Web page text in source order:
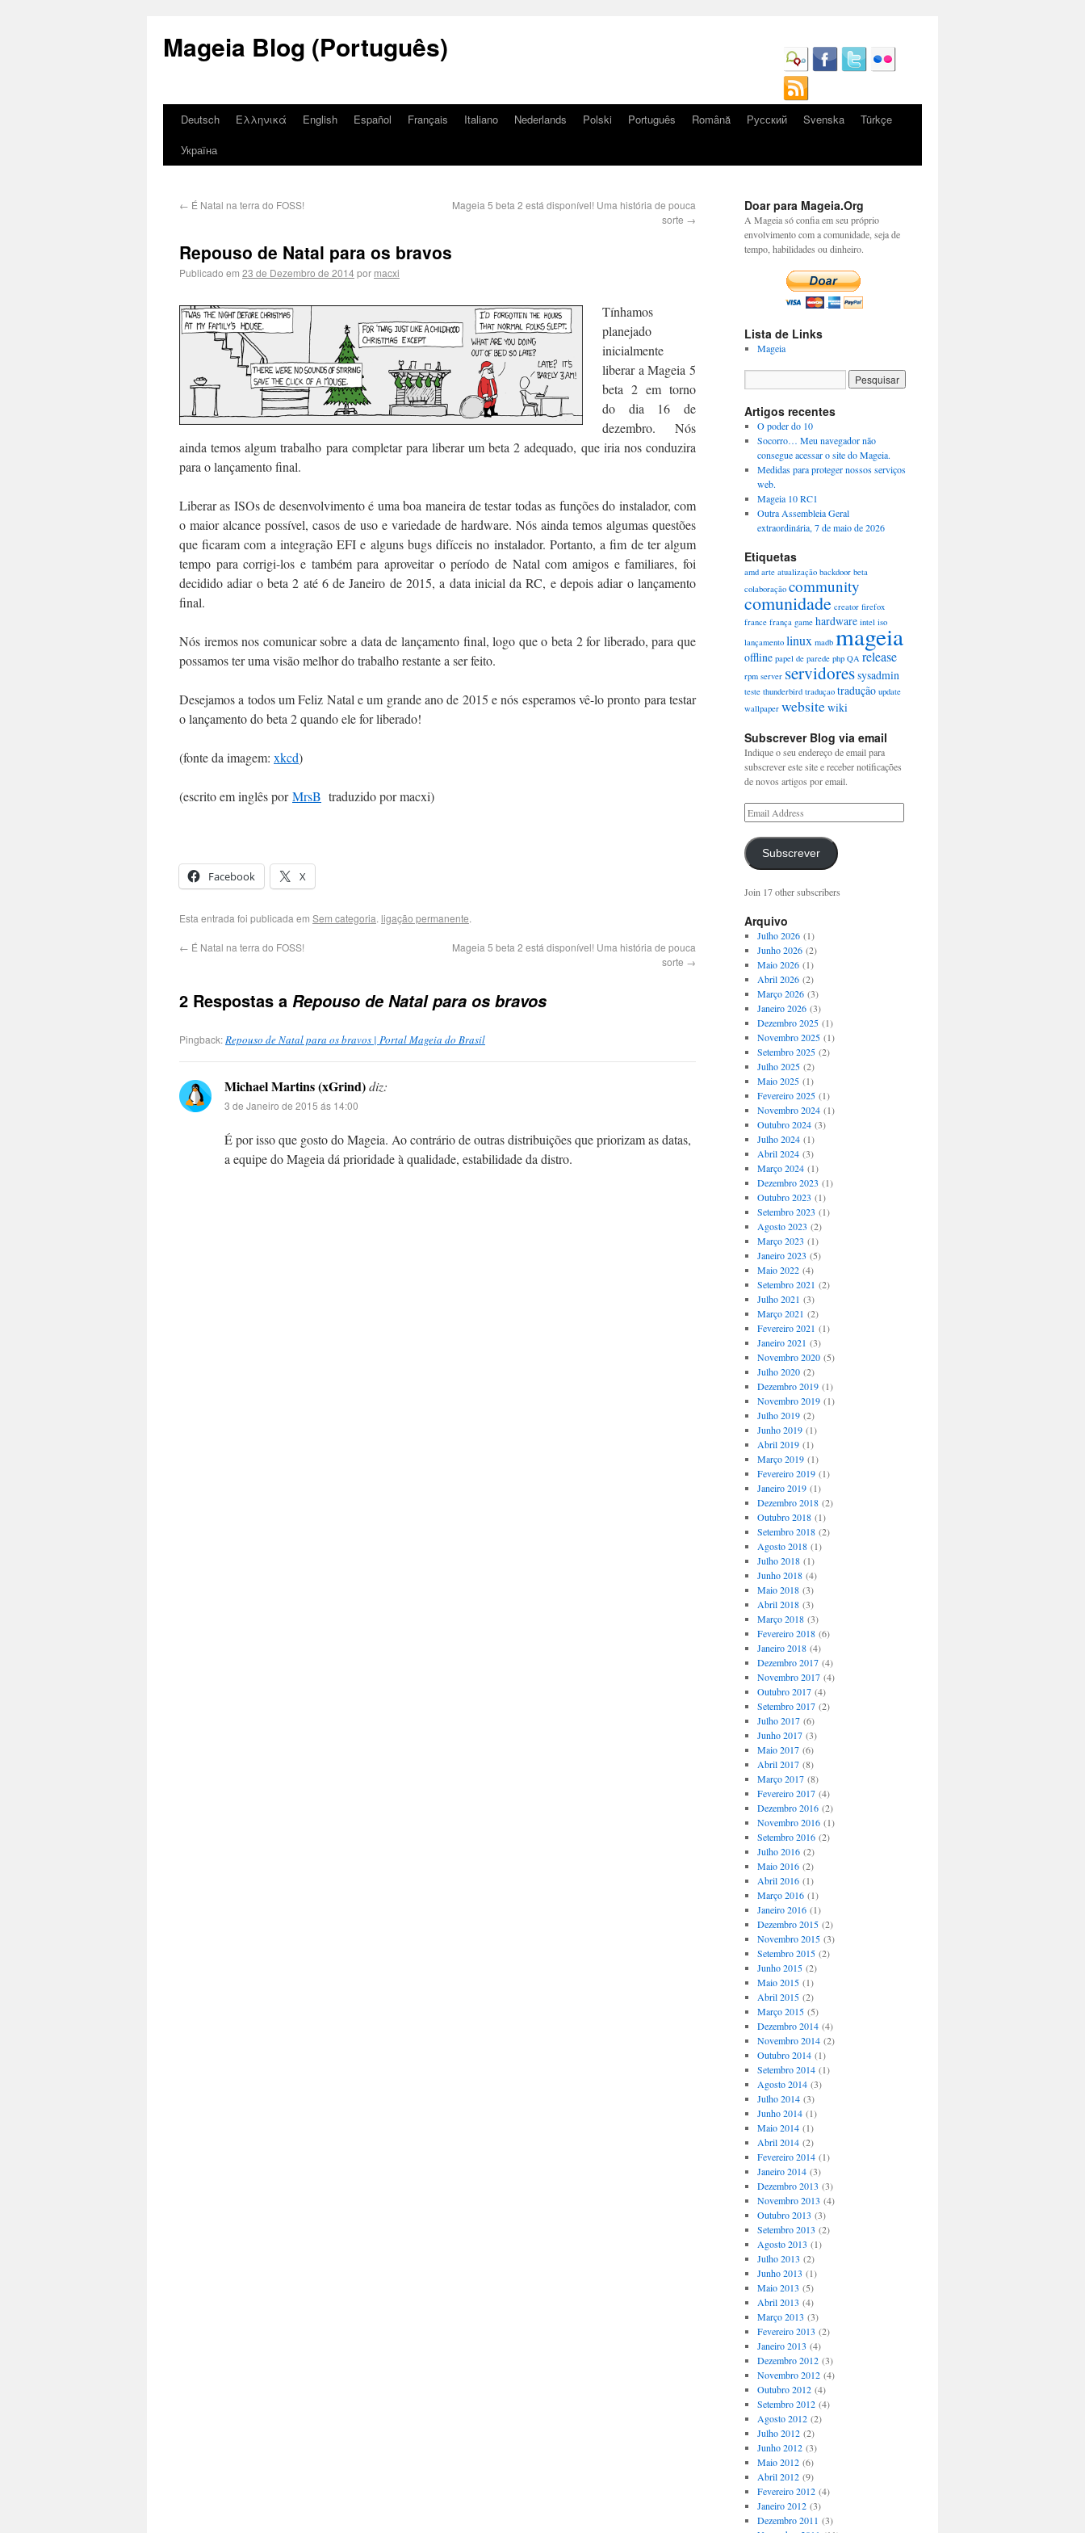
Mageia Blog (Português)
Deutsch Ελληνικά English Español Français Italiano Nederlands Polski Português Română Русский Svenska
Türkçe
Україна
← É Natal na terra do FOSS!
Mageia 5 beta 2 está disponível! Uma história de pouca
sorte →
Repouso de Natal para os bravos
Publicado em 23 de Dezembro de 2014por macxi
Tínhamos
planejado
inicialmente
liberar a Mageia 5
beta 2 em torno
do dia 16 de
dezembro. Nós
ainda temos algum trabalho para completar para liberar um beta 2 adequado, que iria nos conduzira
para o lançamento final.
Liberar as ISOs de desenvolvimento é uma boa maneira de testar todas as funções do instalador, com
o maior alcance possível, casos de uso e variedade de hardware. Nós ainda temos algumas questões
que ficaram com a integração EFI e alguns bugs difíceis no instalador. Portanto, a fim de ter algum
tempo para corrigi-los e também para aproveitar o período de Natal com amigos e familiares, foi
decidido adiar o beta 2 até 6 de Janeiro de 2015, a data inicial da RC, e depois adiar o lançamento
final.
Nós iremos nos comunicar sobre a data de lançamento final, logo que o beta 2 for liberado, para que
possamos ter uma visão melhor do trabalho restante a ser feito.
Desejamos a todos um Feliz Natal e um grande ano de 2015 e nós esperamos vê-lo pronto para testar
o lançamento do beta 2 quando ele for liberado!
(fonte da imagem: xkcd)
(escrito em inglês porMrsB traduzido por macxi)
Facebook X
Esta entrada foi publicada em Sem categoria. ligação permanente.
← É Natal na terra do FOSS!
Mageia 5 beta 2 está disponível! Uma história de pouca
sorte →
2 Respostas a Repouso de Natal para os bravos
Pingback:Repouso de Natal para os bravos | Portal Mageia do Brasil
Michael Martins (xGrind)diz:
3 de Janeiro de 2015 ás 14:00
É por isso que gosto do Mageia. Ao contrário de outras distribuições que priorizam as datas,
a equipe do Mageia dá prioridade à qualidade, estabilidade da distro.
Doar para Mageia.Org
A Mageia só confia em seu próprio
envolvimento com a comunidade, seja de
tempo, habilidades ou dinheiro.
Lista de Links
Mageia
Artigos recentes
O poder do 10
Socorro… Meu navegador não
consegue acessar o site do Mageia.
Medidas para proteger nossos serviços
web.
Mageia 10 RC1
Outra Assembleia Geral
extraordinária, 7 de maio de 2026
Etiquetas
amd arte atualização backdoor beta
colaboração community
comunidade creator firefox
france frança game hardware intel iso
lançamento linux madb mageia
offline papel de parede php QA release
rpm server servidoressysadmin
teste thunderbird traduçao tradução update
wallpaper websitewiki
Subscrever Blog via email
Indique o seu endereço de email para
subscrever este site e receber notificações
de novos artigos por email.
Subscrever
Join 17 other subscribers
Arquivo
Julho 2026(1)
Junho 2026(2)
Maio 2026(1)
Abril 2026(2)
Março 2026(3)
Janeiro 2026(3)
Dezembro 2025(1)
Novembro 2025(1)
Setembro 2025(2)
Julho 2025(2)
Maio 2025(1)
Fevereiro 2025(1)
Novembro 2024(1)
Outubro 2024(3)
Julho 2024(1)
Abril 2024(3)
Março 2024(1)
Dezembro 2023 (1)
Outubro 2023 (1)
Setembro 2023 (1)
Agosto 2023 (2)
Março 2023 (1)
Janeiro 2023 (5)
Maio 2022(4)
Setembro 2021 (2)
Julho 2021 (3)
Março 2021 (2)
Fevereiro 2021 (1)
Janeiro 2021 (3)
Novembro 2020(5)
Julho 2020(2)
Dezembro 2019(1)
Novembro 2019(1)
Julho 2019(2)
Junho 2019(1)
Abril 2019(1)
Março 2019(1)
Fevereiro 2019(1)
Janeiro 2019(1)
Dezembro 2018(2)
Outubro 2018(1)
Setembro 2018(2)
Agosto 2018(1)
Julho 2018(1)
Junho 2018(4)
Maio 2018(3)
Abril 2018(3)
Março 2018(3)
Fevereiro 2018(6)
Janeiro 2018(4)
Dezembro 2017(4)
Novembro 2017(4)
Outubro 2017(4)
Setembro 2017(2)
Julho 2017(6)
Junho 2017(3)
Maio 2017(6)
Abril 2017(8)
Março 2017(8)
Fevereiro 2017(4)
Dezembro 2016(2)
Novembro 2016(1)
Setembro 2016(2)
Julho 2016(2)
Maio 2016(2)
Abril 2016(1)
Março 2016(1)
Janeiro 2016(1)
Dezembro 2015(2)
Novembro 2015(3)
Setembro 2015(2)
Junho 2015(2)
Maio 2015(1)
Abril 2015(2)
Março 2015(5)
Dezembro 2014(4)
Novembro 2014(2)
Outubro 2014(1)
Setembro 2014(1)
Agosto 2014(3)
Julho 2014(3)
Junho 2014(1)
Maio 2014(1)
Abril 2014(2)
Fevereiro 2014(1)
Janeiro 2014(3)
Dezembro 2013 (3)
Novembro 2013 (4)
Outubro 2013 (3)
Setembro 2013 (2)
Agosto 2013 (1)
Julho 2013 (2)
Junho 2013 (1)
Maio 2013 (5)
Abril 2013 (4)
Março 2013 (3)
Fevereiro 2013 (2)
Janeiro 2013 (4)
Dezembro 2012(3)
Novembro 2012(4)
Outubro 2012(4)
Setembro 2012(4)
Agosto 2012(2)
Julho 2012(2)
Junho 2012(3)
Maio 2012(6)
Abril 2012(9)
Fevereiro 2012(4)
Janeiro 2012(3)
Dezembro 2011 (3)